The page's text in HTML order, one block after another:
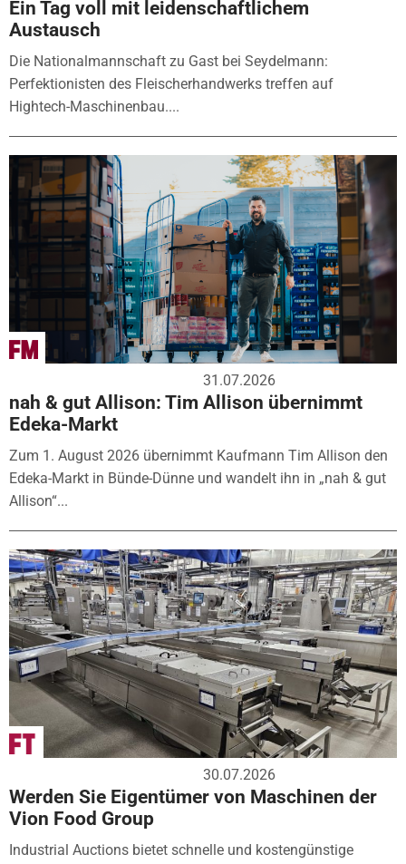
Ein Tag voll mit leidenschaftlichem
Austausch
Die Nationalmannschaft zu Gast bei Seydelmann:
Perfektionisten des Fleischerhandwerks treffen auf
Hightech-Maschinenbau....
31.07.2026
nah & gut Allison: Tim Allison übernimmt
Edeka-Markt
Zum 1. August 2026 übernimmt Kaufmann Tim Allison den
Edeka-Markt in Bünde-Dünne und wandelt ihn in „nah & gut
Allison“...
30.07.2026
Werden Sie Eigentümer von Maschinen der
Vion Food Group
Industrial Auctions bietet schnelle und kostengünstige